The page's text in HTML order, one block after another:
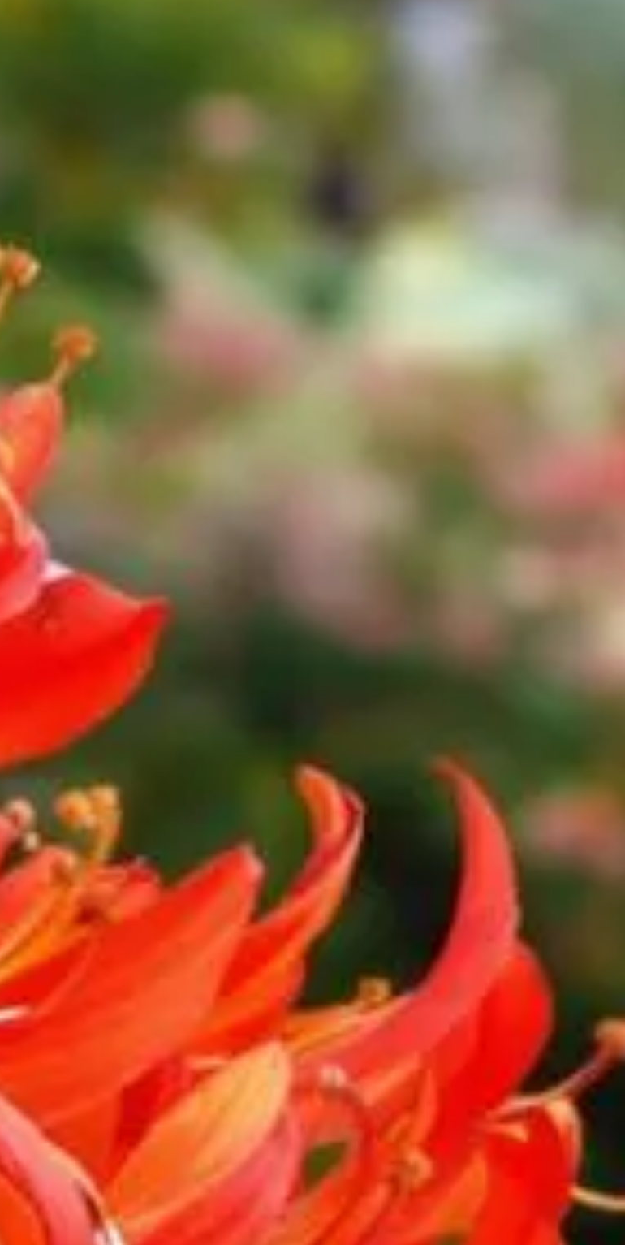
forcément la fin de la saison des floraisons spectaculaires dans votre jardin. Alors que les dahlias et
tout aussi éblouissante fait son entrée en scène : le Schizostylis. Cette plante exceptionnelle a tout
les secrets de sa culture et comment elle peut transformer votre espace vert en un spectacle de fin
maximal dans votre jardin
vivace qui trouve aisément sa place dans les jardins grâce à sa capacité à illuminer les massifs jusqu'aux
l'emplacement idéal. Le Schizostylis se plaît dans des zones ensoleillées où le sol est frais, voire
à s'épanouir. Installer le Schizostylis près d'un bassin ou au sein de massifs régulièrement arrosés
ensemble (entre trois à cinq), vous obtiendrez un impact visuel saisissant qui attirera tous les regards.
Schizostylis
drainé en mai, une fois que la terre s'est suffisamment réchauffée. N’enrichissez pas le sol de
du choix de l'emplacement, tenez compte de la croissance future et de l'impact visuel recherché dans